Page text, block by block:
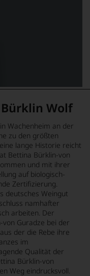
Wolf
Wachenheim an der
zu den größten
lange Historie reicht
Bettina Bürklin-von
und mit ihrer
auf biologisch-
Zertifizierung.
deutsches Weingut
namhafter
arbeiten. Der
Guradze bei der
der die Rebe ihre
im
Qualität der
Bürklin-von
Weg eindrucksvoll.